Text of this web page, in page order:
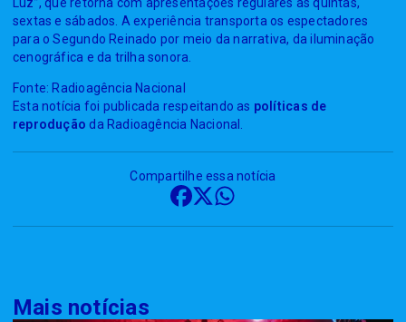
Luz”, que retorna com apresentações regulares às quintas,
sextas e sábados. A experiência transporta os espectadores
para o Segundo Reinado por meio da narrativa, da iluminação
cenográfica e da trilha sonora.
Fonte: Radioagência Nacional
Esta notícia foi publicada respeitando as políticas de
reprodução da Radioagência Nacional.
Compartilhe essa notícia
Mais notícias